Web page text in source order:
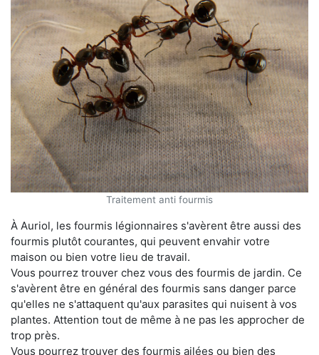
Traitement anti fourmis
À Auriol, les fourmis légionnaires s'avèrent être aussi des
fourmis plutôt courantes, qui peuvent envahir votre
maison ou bien votre lieu de travail.
Vous pourrez trouver chez vous des fourmis de jardin. Ce
s'avèrent être en général des fourmis sans danger parce
qu'elles ne s'attaquent qu'aux parasites qui nuisent à vos
plantes. Attention tout de même à ne pas les approcher de
trop près.
Vous pourrez trouver des fourmis ailées ou bien des